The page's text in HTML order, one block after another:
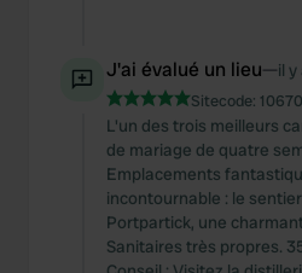
J'ai évalué un lieu—il y
Sitecode:
L'un des trois meilleurs
de mariage de quatre
Emplacements
incontournable : le
Portpartick, une
Sanitaires très propres.